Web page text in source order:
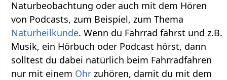
Naturbeobachtung oder auch mit dem Hören
von Podcasts, zum Beispiel, zum Thema
Naturheilkunde. Wenn du Fahrrad fährst und z.B.
Musik, ein Hörbuch oder Podcast hörst, dann
solltest du dabei natürlich beim Fahrradfahren
nur mit einem Ohr zuhören, damit du mit dem